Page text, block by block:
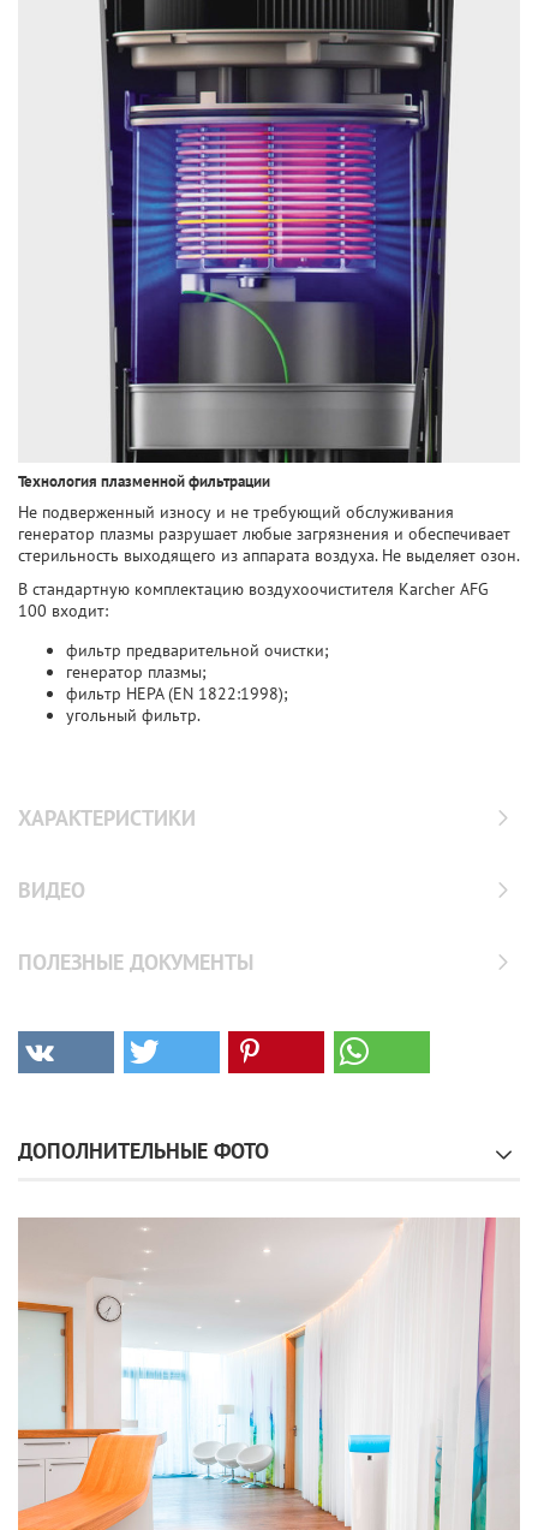
Технология плазменной фильтрации
Не подверженный износу и не требующий обслуживания
генератор плазмы разрушает любые загрязнения и обеспечивает
стерильность выходящего из аппарата воздуха. Не выделяет озон.
В стандартную комплектацию воздухоочистителя Karcher AFG
100 входит:
фильтр предварительной очистки;
генератор плазмы;
фильтр HEPA (EN 1822:1998);
угольный фильтр.
ХАРАКТЕРИСТИКИ
ВИДЕО
ПОЛЕЗНЫЕ ДОКУМЕНТЫ
ДОПОЛНИТЕЛЬНЫЕ ФОТО